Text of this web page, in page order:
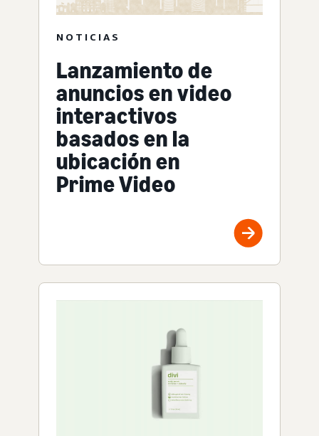
NOTICIAS
Lanzamiento de
anuncios en video
interactivos
basados en la
ubicación en
Prime Video